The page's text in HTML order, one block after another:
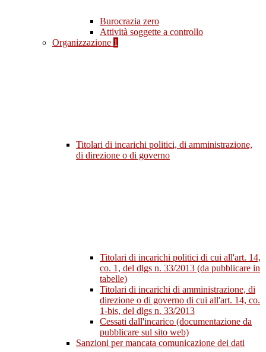
Burocrazia zero
Attività soggette a controllo
Organizzazione 1
Titolari di incarichi politici, di amministrazione,
di direzione o di governo
Titolari di incarichi politici di cui all'art. 14,
co. 1, del dlgs n. 33/2013 (da pubblicare in
tabelle)
Titolari di incarichi di amministrazione, di
direzione o di governo di cui all'art. 14, co.
1-bis, del dlgs n. 33/2013
Cessati dall'incarico (documentazione da
pubblicare sul sito web)
Sanzioni per mancata comunicazione dei dati